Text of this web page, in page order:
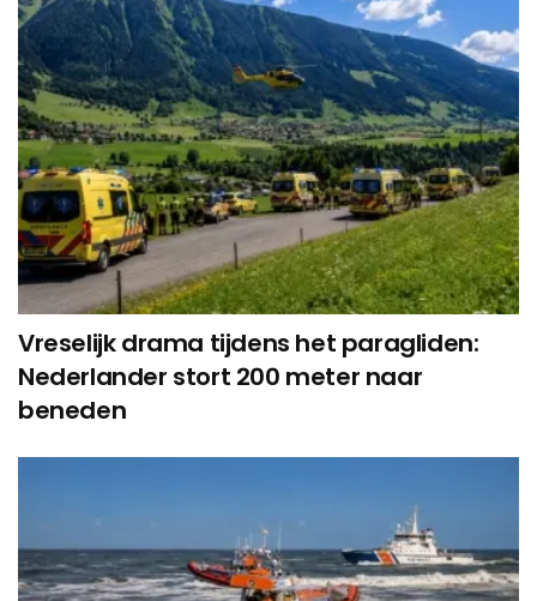
Vreselijk drama tijdens het paragliden:
Nederlander stort 200 meter naar
beneden